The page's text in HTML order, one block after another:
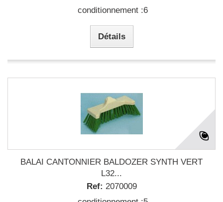
conditionnement :6
Détails
BALAI CANTONNIER BALDOZER SYNTH VERT
L32...
Ref: 2070009